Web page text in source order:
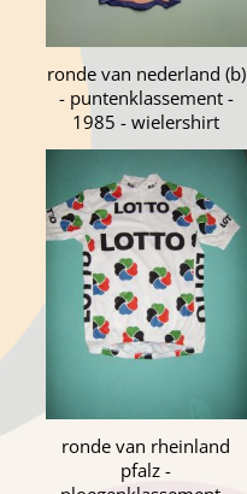
ronde van nederland (b)
- puntenklassement -
1985 - wielershirt
ronde van rheinland
pfalz -